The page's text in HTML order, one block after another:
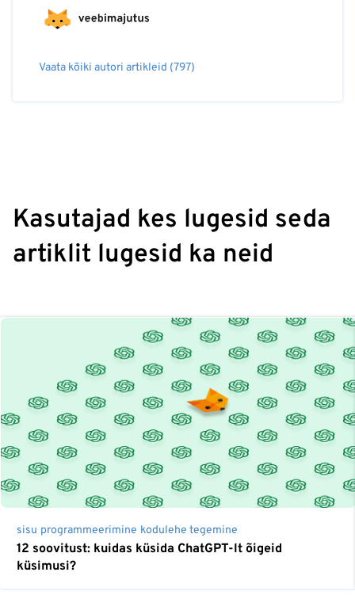
Vaata kõiki autori artikleid (797)
Kasutajad kes lugesid seda
artiklit lugesid ka neid
sisu programmeerimine kodulehe tegemine
12 soovitust: kuidas küsida ChatGPT-lt õigeid
küsimusi?